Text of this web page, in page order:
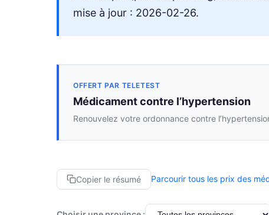
mise à jour : 2026-02-26.
OFFERT PAR TELETEST
Médicament contre l’hypertension
Renouvelez votre ordonnance contre
Copier le résumé Parcourir tous les prix des